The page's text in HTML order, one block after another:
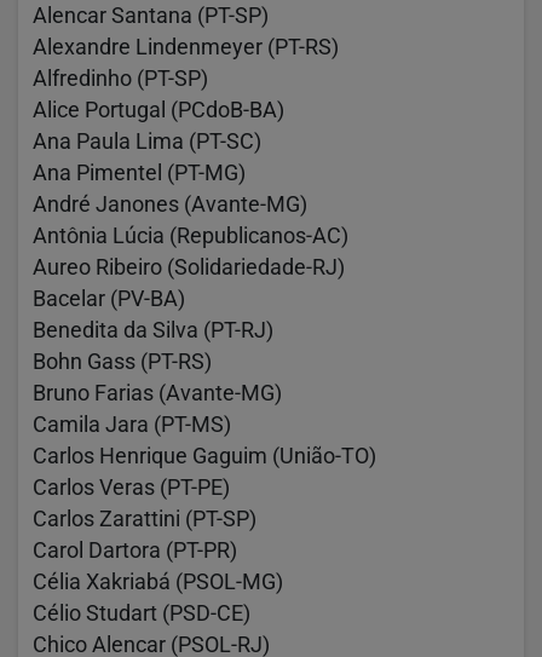
Alencar Santana (PT-SP)
Alexandre Lindenmeyer (PT-RS)
Alfredinho (PT-SP)
Alice Portugal (PCdoB-BA)
Ana Paula Lima (PT-SC)
Ana Pimentel (PT-MG)
André Janones (Avante-MG)
Antônia Lúcia (Republicanos-AC)
Aureo Ribeiro (Solidariedade-RJ)
Bacelar (PV-BA)
Benedita da Silva (PT-RJ)
Bohn Gass (PT-RS)
Bruno Farias (Avante-MG)
Camila Jara (PT-MS)
Carlos Henrique Gaguim (União-TO)
Carlos Veras (PT-PE)
Carlos Zarattini (PT-SP)
Carol Dartora (PT-PR)
Célia Xakriabá (PSOL-MG)
Célio Studart (PSD-CE)
Chico Alencar (PSOL-RJ)